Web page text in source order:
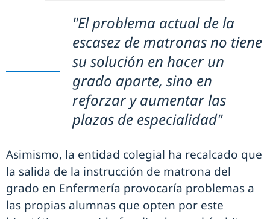
"El problema actual de la
escasez de matronas no tiene
su solución en hacer un
grado aparte, sino en
reforzar y aumentar las
plazas de especialidad"
Asimismo, la entidad colegial ha recalcado que
la salida de la instrucción de matrona del
grado en Enfermería provocaría problemas a
las propias alumnas que opten por este